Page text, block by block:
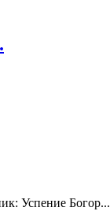
Успение Богор...